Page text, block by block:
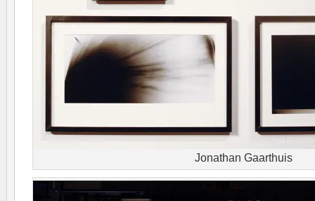
Jonathan Gaarthuis